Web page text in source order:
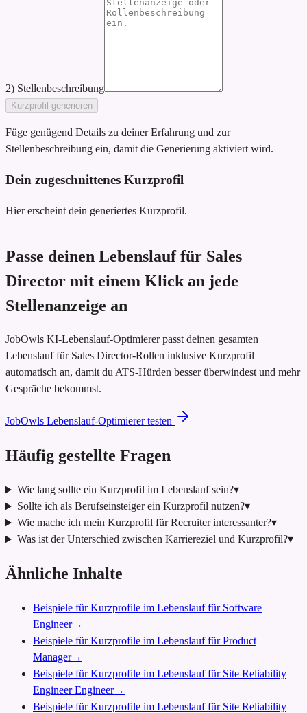
2) Stellenbeschreibung
Kurzprofil generieren
Füge genügend Details zu deiner Erfahrung und zur
Stellenbeschreibung ein, damit die Generierung aktiviert wird.
Dein zugeschnittenes Kurzprofil
Hier erscheint dein generiertes Kurzprofil.
Passe deinen Lebenslauf für Sales
Director mit einem Klick an jede
Stellenanzeige an
JobOwls KI-Lebenslauf-Optimierer passt deinen gesamten
Lebenslauf für Sales Director-Rollen inklusive Kurzprofil
automatisch an, damit du ATS-Hürden besser überwindest und mehr
Gespräche bekommst.
JobOwls Lebenslauf-Optimierer testen
Häufig gestellte Fragen
Wie lang sollte ein Kurzprofil im Lebenslauf sein?▾
Sollte ich als Berufseinsteiger ein Kurzprofil nutzen?▾
Wie mache ich mein Kurzprofil für Recruiter interessanter?▾
Was ist der Unterschied zwischen Karriereziel und Kurzprofil?▾
Ähnliche Inhalte
Beispiele für Kurzprofile im Lebenslauf für Software
Engineer→
Beispiele für Kurzprofile im Lebenslauf für Product
Manager→
Beispiele für Kurzprofile im Lebenslauf für Site Reliability
Engineer Engineer→
Beispiele für Kurzprofile im Lebenslauf für Site Reliability